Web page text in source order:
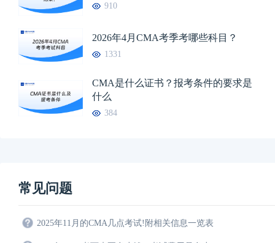
910
2026年4月CMA考季考哪些科目？
1331
CMA是什么证书？报考条件的要求是
什么
384
常见问题
2025年11月的CMA几点考试!附相关信息一览表